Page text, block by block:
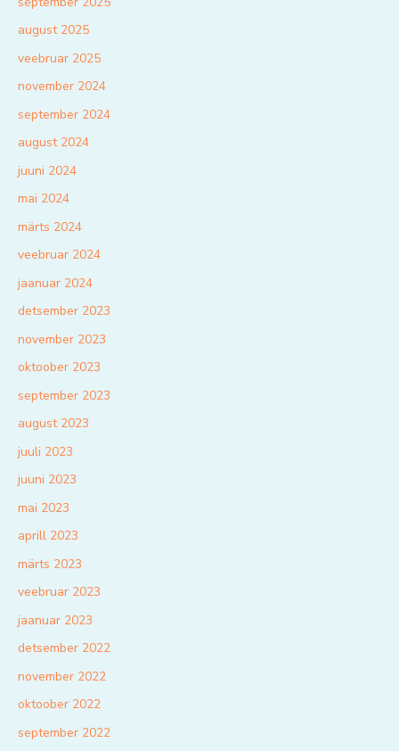
august 2025
veebruar 2025
november 2024
september 2024
august 2024
juuni 2024
mai 2024
märts 2024
veebruar 2024
jaanuar 2024
detsember 2023
november 2023
oktoober 2023
september 2023
august 2023
juuli 2023
juuni 2023
mai 2023
aprill 2023
märts 2023
veebruar 2023
jaanuar 2023
detsember 2022
november 2022
oktoober 2022
september 2022